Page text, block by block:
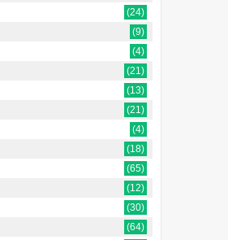
(24)
(9)
(4)
(21)
(13)
(21)
(4)
(18)
(65)
(12)
(30)
(64)